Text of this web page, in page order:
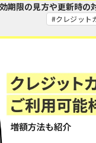
期限の見方や更新時の
クレジット